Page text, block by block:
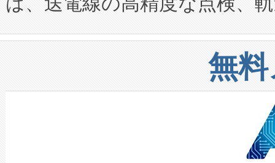
に関する技術移転および知的
構造化トレーニングカリキュ
上げおよび商用化段階におけ
設備整備および立ち上げ調整
加組織は、Enzeneのバイオ
選定された製品について、自
定、統合、導入、運用に至る
安全性を追跡し、確保する事
増加しているデータセンター
る電力網に大きな負担をかけ
事業者の負担軽減という課題
系統連系を迅速にし、ピーク
や穀物倉庫におけるバルク材
リューション「Avia 2」を発
したAvia 2は、1,000メート
狭視野のFOVを切り替えるこ
ケーブル、枝などの細かな対
なレーザースポットにより、
無